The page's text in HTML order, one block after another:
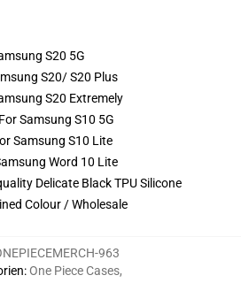
S20 5G
S20/ S20 Plus
S20 Extremely
For Samsung S10 5G
Samsung S10 Lite
Word 10 Lite
Delicate Black TPU Silicone
Colour / Wholesale
963
:One Piece Cases,